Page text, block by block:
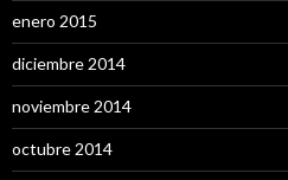
enero 2015
diciembre 2014
noviembre 2014
octubre 2014